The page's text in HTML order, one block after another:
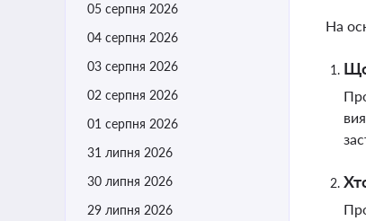
05 серпня 2026
04 серпня 2026
03 серпня 2026
02 серпня 2026
01 серпня 2026
31 липня 2026
30 липня 2026
29 липня 2026
На
Що